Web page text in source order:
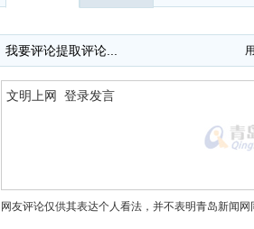
我要评论提取评论...
网友评论仅供其表达个人看法，并不表明青岛新闻网